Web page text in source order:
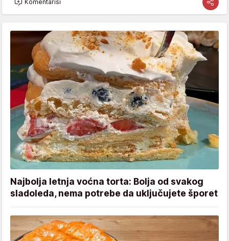
Komentariši
Najbolja letnja voćna torta: Bolja od svakog
sladoleda, nema potrebe da uključujete šporet